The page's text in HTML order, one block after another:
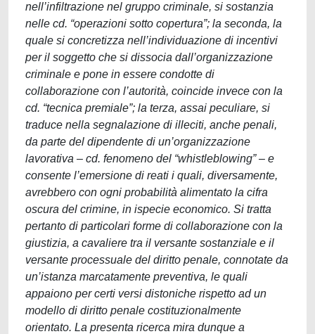
nell’infiltrazione nel gruppo criminale, si sostanzia
nelle cd. “operazioni sotto copertura”; la seconda, la
quale si concretizza nell’individuazione di incentivi
per il soggetto che si dissocia dall’organizzazione
criminale e pone in essere condotte di
collaborazione con l’autorità, coincide invece con la
cd. “tecnica premiale”; la terza, assai peculiare, si
traduce nella segnalazione di illeciti, anche penali,
da parte del dipendente di un’organizzazione
lavorativa – cd. fenomeno del “whistleblowing” – e
consente l’emersione di reati i quali, diversamente,
avrebbero con ogni probabilità alimentato la cifra
oscura del crimine, in ispecie economico. Si tratta
pertanto di particolari forme di collaborazione con la
giustizia, a cavaliere tra il versante sostanziale e il
versante processuale del diritto penale, connotate da
un’istanza marcatamente preventiva, le quali
appaiono per certi versi distoniche rispetto ad un
modello di diritto penale costituzionalmente
orientato. La presenta ricerca mira dunque a